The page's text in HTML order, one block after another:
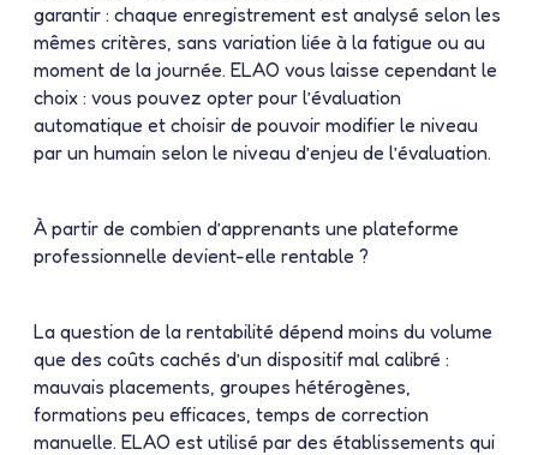
garantir : chaque enregistrement est analysé selon les
mêmes critères, sans variation liée à la fatigue ou au
moment de la journée. ELAO vous laisse cependant le
choix : vous pouvez opter pour l’évaluation
automatique et choisir de pouvoir modifier le niveau
par un humain selon le niveau d’enjeu de l’évaluation.
À partir de combien d’apprenants une plateforme
professionnelle devient-elle rentable ?
La question de la rentabilité dépend moins du volume
que des coûts cachés d’un dispositif mal calibré :
mauvais placements, groupes hétérogènes,
formations peu efficaces, temps de correction
manuelle. ELAO est utilisé par des établissements qui